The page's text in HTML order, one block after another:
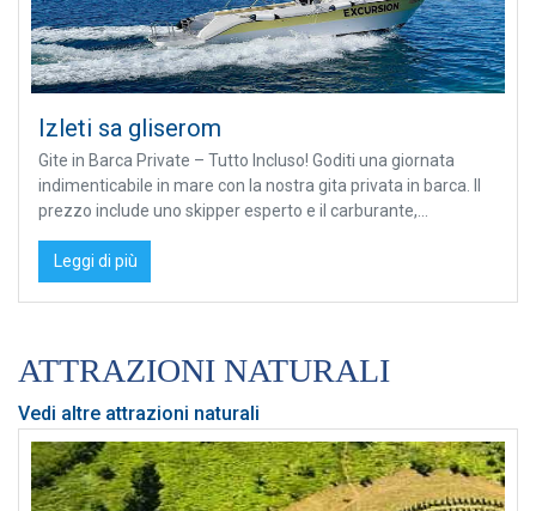
Izleti sa gliserom
Gite in Barca Private – Tutto Incluso! Goditi una giornata
indimenticabile in mare con la nostra gita privata in barca. Il
prezzo include uno skipper esperto e il carburante,...
Leggi di più
ATTRAZIONI NATURALI
Vedi altre attrazioni naturali